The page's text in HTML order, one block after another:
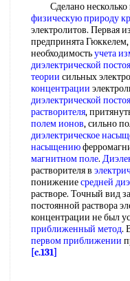
Сделано несколько
физическую природу
электролитов. Первая
предпринята
необходимостьучета
диэлектрической
теории сильных
концентрации
диэлектрической
растворителя,
полем ионов, сильно
диэлектрическое
насыщению
магнитном поле.
растворителя в
понижениесредней
растворе. Точный вид
постоянной раствора
концентрации не был
приближенный метод.
первом приближении
[c.131]